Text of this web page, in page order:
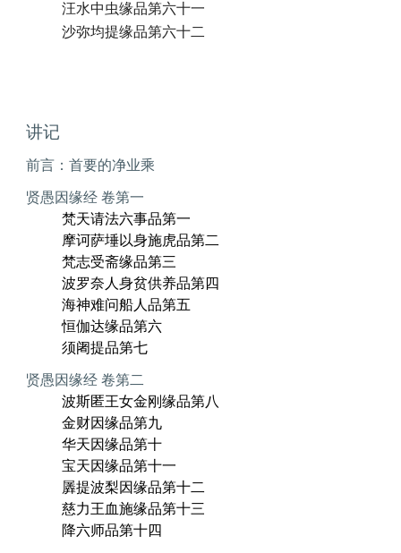
汪水中虫缘品第六十一
沙弥均提缘品第六十二
讲记
前言：首要的净业乘
贤愚因缘经 卷第一
梵天请法六事品第一
摩诃萨埵以身施虎品第二
梵志受斋缘品第三
波罗奈人身贫供养品第四
海神难问船人品第五
恒伽达缘品第六
须阇提品第七
贤愚因缘经 卷第二
波斯匿王女金刚缘品第八
金财因缘品第九
华天因缘品第十
宝天因缘品第十一
羼提波梨因缘品第十二
慈力王血施缘品第十三
降六师品第十四